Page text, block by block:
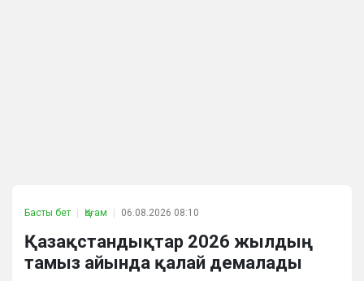
Басты бет Қоғам 06.08.2026 08:10
Қазақстандықтар 2026 жылдың
тамыз айында қалай демалады